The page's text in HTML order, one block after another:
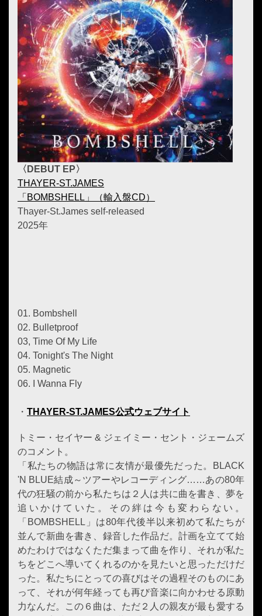
〈DEBUT EP〉
THAYER-ST.JAMES
「BOMBSHELL」（輸入盤CD）
Thayer-St.James self-released
2025年
01. Bombshell
02. Bulletproof
03, Time Of My Life
04. Tonight's The Night
05. Magnetic
06. I Wanna Fly
・ THAYER-ST.JAMES公式ウェブサイト
トミー・セイヤー & ジェイミー・セント・ジェームズ
のコメント。
「私たちの物語は常に友情が最優先だった。BLACK
'N BLUE結成～ツアーやレコーディング……あの80年
代の狂騒の前から私たちは２人は共に曲を書き、夢を
追いかけていた。その絆は今も変わらない。
「BOMBSHELL」は80年代後半以来初めて私たちが
並んで新曲を書き、録音した作品だ。計画を立てて始
めたわけではなくただ集まって曲を作り、それが私た
ちをどこへ導いてくれるのかを見たいと思っただけだ
った。私たちにとっての喜びはその過程そのものにあ
って、それが何年経っても再び音楽に向かわせる原動
力なんだ。この６曲は、ただ２人の親友が最も愛する